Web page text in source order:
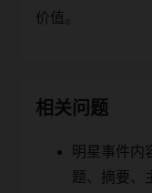
价值。
相关问题
明星事件内
题、摘要、